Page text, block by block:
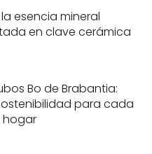
esencia mineral
en clave cerámica
Bo de Brabantia:
para cada
hogar